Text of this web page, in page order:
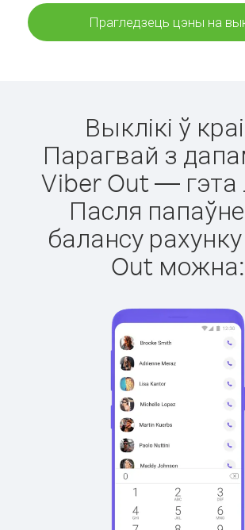
Прагледзець цэны на
Выклікі ў
Парагвай з
Viber Out — гэта
Пасля
балансу
Out можна: